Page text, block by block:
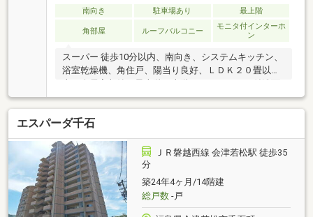
南向き 駐車場あり 最上階
角部屋 ルーフバルコニー
モニタ付インターホ
ン
スーパー 徒歩10分以内、南向き、システムキッチン、
浴室乾燥機、角住戸、陽当り良好、ＬＤＫ２０畳以
化粧台、対面式キッチン、セキュリティ充実、３面採
光、２面以上バルコニー、南面バルコニー、平面駐車
場、オートバス、高速ネット対応、温水洗浄便座、Ｔ
Ｖモニタ付インターホン、通風良好、全居室フローリ
ング、眺望良好、ペット相談、BS・CS・CATV、ルー
フバルコニー、エレベーター、宅配ボックス、食器洗
乾燥機
エスパーダ千石
ＪＲ磐越西線 会津若松駅 徒歩35
分
築24年4ヶ月/14階建
総戸数-戸